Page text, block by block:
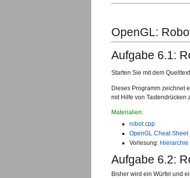
OpenGL:
Aufgabe 6.1:
Starten Sie mit dem Quelltext
Dieses Programm zeichnet
mit Hilfe von Tastendrücken
Materialien:
robot.cpp
OpenGL Cheat Sheet
Vorlesung: Hierarchie
Aufgabe 6.2:
Bisher wird ein Würfel und